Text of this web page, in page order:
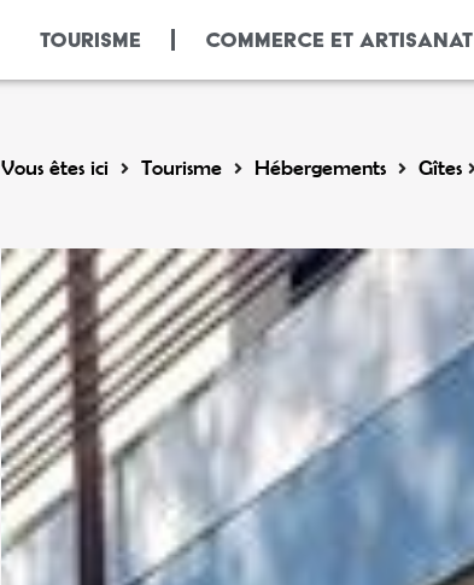
TOURISME COMMERCE ET ARTISANAT
Vous êtes ici Tourisme Hébergements Gîtes